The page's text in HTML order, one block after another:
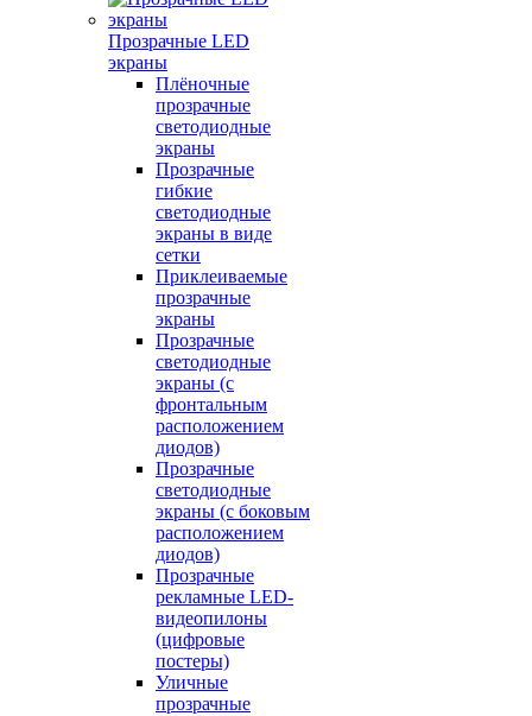
Прозрачные LED
экраны
Плёночные
прозрачные
светодиодные
экраны
Прозрачные
гибкие
светодиодные
экраны в виде
сетки
Приклеиваемые
прозрачные
экраны
Прозрачные
светодиодные
экраны (с
фронтальным
расположением
диодов)
Прозрачные
светодиодные
экраны (с боковым
расположением
диодов)
Прозрачные
рекламные LED-
видеопилоны
(цифровые
постеры)
Уличные
прозрачные